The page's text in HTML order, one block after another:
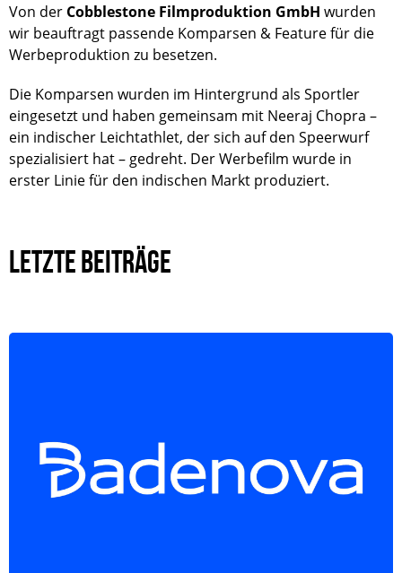
Von der Cobblestone Filmproduktion GmbH wurden
wir beauftragt passende Komparsen & Feature für die
Werbeproduktion zu besetzen.
Die Komparsen wurden im Hintergrund als Sportler
eingesetzt und haben gemeinsam mit Neeraj Chopra –
ein indischer Leichtathlet, der sich auf den Speerwurf
spezialisiert hat – gedreht. Der Werbefilm wurde in
erster Linie für den indischen Markt produziert.
LETZTE BEITRÄGE